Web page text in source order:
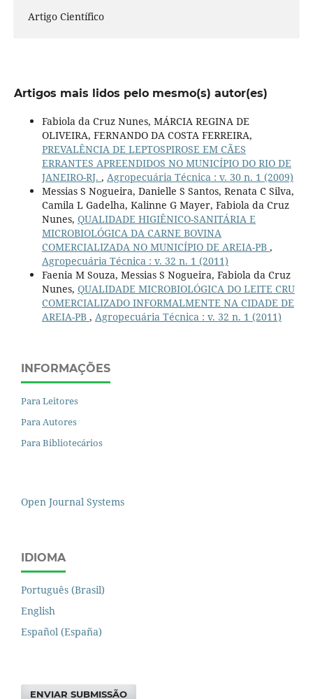
Artigo Científico
Artigos mais lidos pelo mesmo(s) autor(es)
Fabiola da Cruz Nunes, MÁRCIA REGINA DE
OLIVEIRA, FERNANDO DA COSTA FERREIRA,
PREVALÊNCIA DE LEPTOSPIROSE EM CÃES
ERRANTES APREENDIDOS NO MUNICÍPIO DO RIO DE
JANEIRO-RJ. , Agropecuária Técnica : v. 30 n. 1 (2009)
Messias S Nogueira, Danielle S Santos, Renata C Silva,
Camila L Gadelha, Kalinne G Mayer, Fabiola da Cruz
Nunes, QUALIDADE HIGIÊNICO-SANITÁRIA E
MICROBIOLÓGICA DA CARNE BOVINA
COMERCIALIZADA NO MUNICÍPIO DE AREIA-PB ,
Agropecuária Técnica : v. 32 n. 1 (2011)
Faenia M Souza, Messias S Nogueira, Fabiola da Cruz
Nunes, QUALIDADE MICROBIOLÓGICA DO LEITE CRU
COMERCIALIZADO INFORMALMENTE NA CIDADE DE
AREIA-PB , Agropecuária Técnica : v. 32 n. 1 (2011)
INFORMAÇÕES
Para Leitores
Para Autores
Para Bibliotecários
Open Journal Systems
IDIOMA
Português (Brasil)
English
Español (España)
ENVIAR SUBMISSÃO